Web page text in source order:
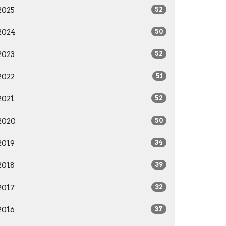
52
50
52
51
52
50
34
39
32
37